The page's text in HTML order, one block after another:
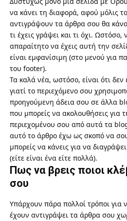
να κάνει τη διαφορά, αφού μόλις
αντιγράψουν τα άρθρα σου θα
τι έχεις γράψει και τι όχι. Ωστόσο,
απαραίτητο να έχεις αυτή την
είναι εμφανίσιμη (στο μενού για
του footer).
Τα καλά νέα, ωστόσο, είναι ότι
γιατί το περιεχόμενο σου
προηγούμενη άδεια σου σε άλλα
που μπορείς να ακολουθήσεις για
περιεχομένου σου από αυτά τα
αυτό το άρθρο έχω ως σκοπό να
μπορείς να κάνεις για να
(είτε είναι ένα είτε πολλά).
Πως να βρεις ποιοι
σου
Υπάρχουν πάρα πολλοί τρόποι για
έχουν αντιγράψει τα άρθρα σου